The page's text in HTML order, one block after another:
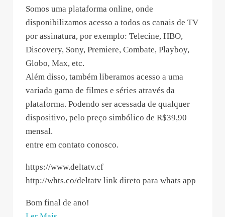
Somos uma plataforma online, onde
disponibilizamos acesso a todos os canais de TV
por assinatura, por exemplo: Telecine, HBO,
Discovery, Sony, Premiere, Combate, Playboy,
Globo, Max, etc.
Além disso, também liberamos acesso a uma
variada gama de filmes e séries através da
plataforma. Podendo ser acessada de qualquer
dispositivo, pelo preço simbólico de R$39,90
mensal.
entre em contato conosco.
https://www.deltatv.cf
http://whts.co/deltatv link direto para whats app
Bom final de ano!